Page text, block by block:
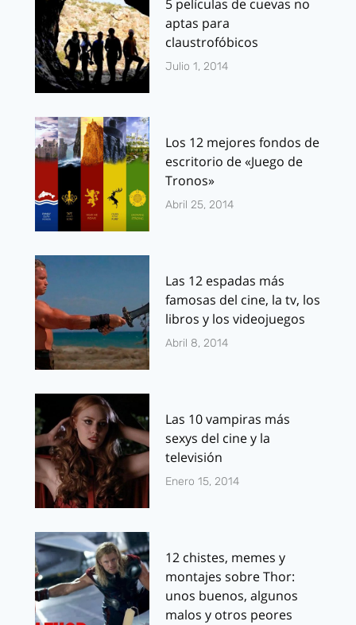
5 películas de cuevas no
aptas para
claustrofóbicos
Julio 1, 2014
Los 12 mejores fondos de
escritorio de «Juego de
Tronos»
Abril 25, 2014
Las 12 espadas más
famosas del cine, la tv, los
libros y los videojuegos
Abril 8, 2014
Las 10 vampiras más
sexys del cine y la
televisión
Enero 15, 2014
12 chistes, memes y
montajes sobre Thor:
unos buenos, algunos
malos y otros peores